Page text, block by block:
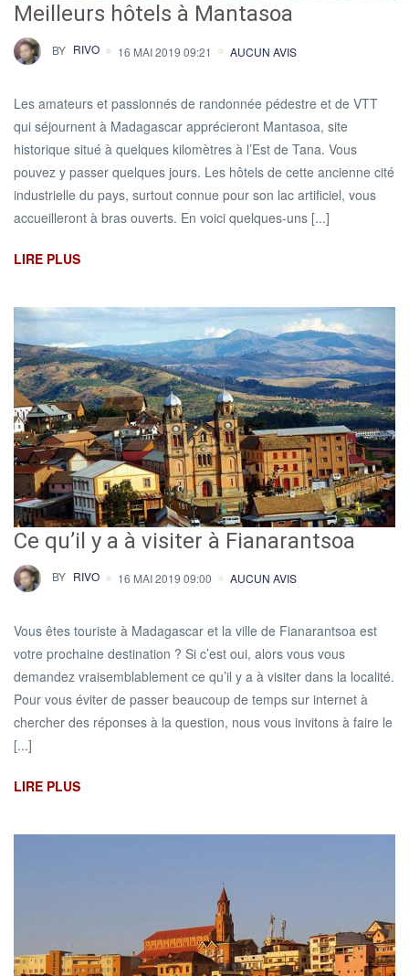
Meilleurs hôtels à Mantasoa
BY RIVO 16 MAI 2019 09:21 AUCUN AVIS
Les amateurs et passionnés de randonnée pédestre et de VTT
qui séjournent à Madagascar apprécieront Mantasoa, site
historique situé à quelques kilomètres à l’Est de Tana. Vous
pouvez y passer quelques jours. Les hôtels de cette ancienne cité
industrielle du pays, surtout connue pour son lac artificiel, vous
accueilleront à bras ouverts. En voici quelques-uns [...]
LIRE PLUS
Ce qu’il y a à visiter à Fianarantsoa
BY RIVO 16 MAI 2019 09:00 AUCUN AVIS
Vous êtes touriste à Madagascar et la ville de Fianarantsoa est
votre prochaine destination ? Si c’est oui, alors vous vous
demandez vraisemblablement ce qu’il y a à visiter dans la localité.
Pour vous éviter de passer beaucoup de temps sur internet à
chercher des réponses à la question, nous vous invitons à faire le
[...]
LIRE PLUS